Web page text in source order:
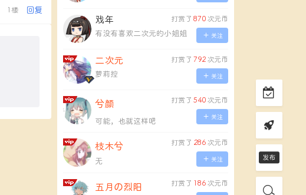
1楼 回复
戏年
有没有喜欢二次元的小姐姐
打赏了 870 次元币
关注
二次元
萝莉控
打赏了 792 次元币
关注
兮颜
可能，也就这样吧
打赏了 540 次元币
关注
枝木兮
无
打赏了 286 次元币
关注
五月の烈阳 打赏了 186 次元币